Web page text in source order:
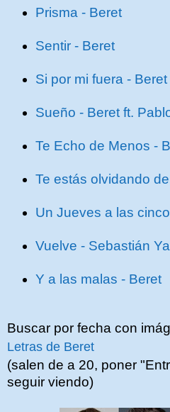
Prisma - Beret
Sentir - Beret
Si por mi fuera - Beret
Sueño - Beret ft.
Te Echo de Menos -
Te estás olvidando
Un Jueves a las
Vuelve - Sebastián
Y a las malas - Beret
Buscar por fecha con
Letras de Beret
(salen de a 20, poner
seguir viendo)